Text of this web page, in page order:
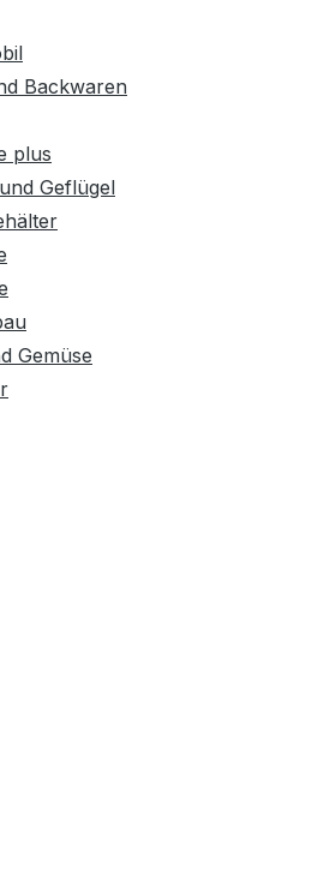
Backwaren
plus
Geflügel
Gemüse